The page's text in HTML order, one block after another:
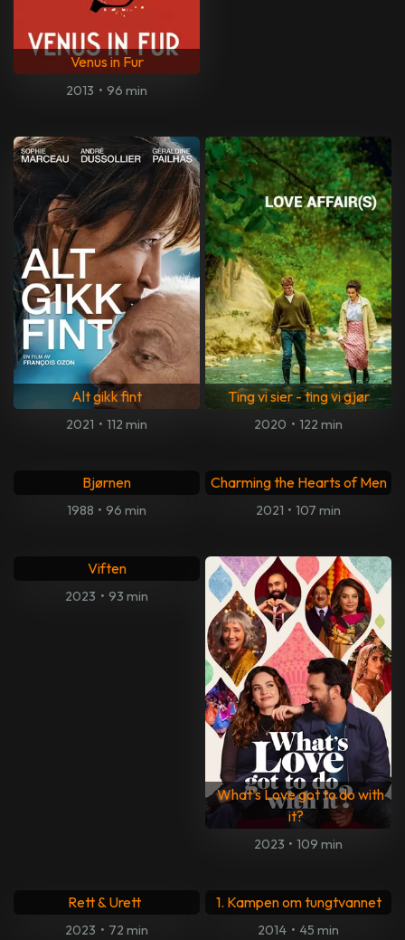
Venus in Fur
2013 • 96 min
Alt gikk fint
2021 • 112 min
Ting vi sier - ting vi gjør
2020 • 122 min
Bjørnen
1988 • 96 min
Charming the Hearts of Men
2021 • 107 min
Viften
2023 • 93 min
What's Love got to do with
it?
2023 • 109 min
Rett & Urett
2023 • 72 min
1. Kampen om tungtvannet
2014 • 45 min